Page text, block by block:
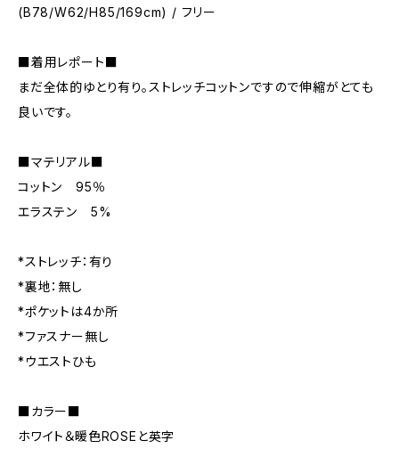
(B78/W62/H85/169cm) / フリー
■着用レポート■
まだ全体的ゆとり有り。ストレッチコットンですので伸縮がとても
良いです。
■マテリアル■
コットン 95％
エラステン 5%
*ストレッチ：有り
*裏地：無し
*ポケットは4か所
*ファスナー無し
*ウエストひも
■カラー■
ホワイト＆暖色ROSEと英字